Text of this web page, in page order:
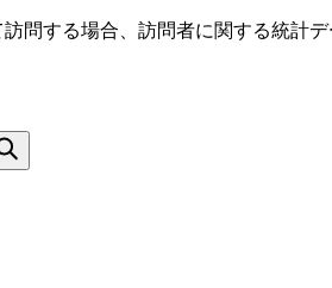
問する場合、訪問者に関する統計